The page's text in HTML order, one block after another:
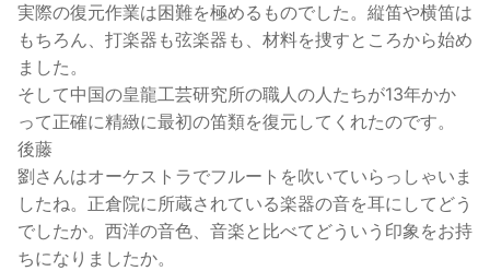
実際の復元作業は困難を極めるものでした。縦笛や横笛は
もちろん、打楽器も弦楽器も、材料を捜すところから始め
ました。
そして中国の皇龍工芸研究所の職人の人たちが13年かか
って正確に精緻に最初の笛類を復元してくれたのです。
後藤
劉さんはオーケストラでフルートを吹いていらっしゃいま
したね。正倉院に所蔵されている楽器の音を耳にしてどう
でしたか。西洋の音色、音楽と比べてどういう印象をお持
ちになりましたか。